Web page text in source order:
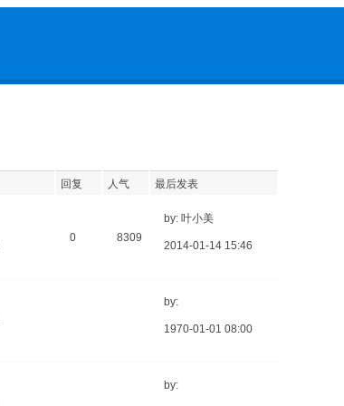
回复 人气 最后发表
0 8309
by: 叶小美
2014-01-14 15:46
by:
1970-01-01 08:00
by: